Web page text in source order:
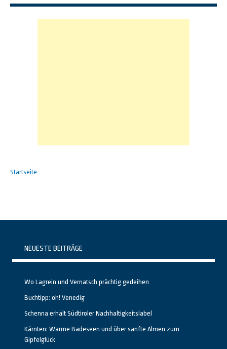
Startseite
NEUESTE BEITRÄGE
Wo Lagrein und Vernatsch prächtig gedeihen
Buchtipp: oh! Venedig
Schenna erhält Südtiroler Nachhaltigkeitslabel
Kärnten: Warme Badeseen und über sanfte Almen zum
Gipfelglück